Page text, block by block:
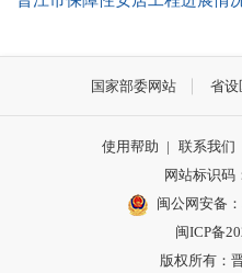
国家部委网站 省设
使用帮助 | 联系我们
网站标识码
闽公网安备
闽ICP备
版权所有：